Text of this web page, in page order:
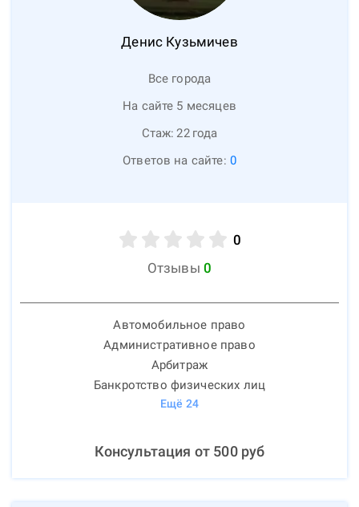
Денис Кузьмичев
Все города
На сайте 5 месяцев
Стаж: 22 года
Ответов на сайте: 0
0
Отзывы 0
Автомобильное право
Административное право
Арбитраж
Банкротство физических лиц
Ещё 24
Консультация от 500руб